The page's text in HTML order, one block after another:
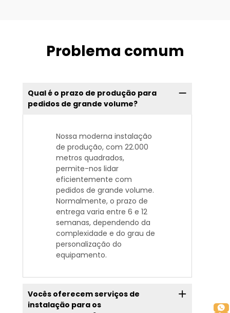
Problema comum
Qual é o prazo de produção para
pedidos de grande volume?
Nossa moderna instalação
de produção, com 22.000
metros quadrados,
permite-nos lidar
eficientemente com
pedidos de grande volume.
Normalmente, o prazo de
entrega varia entre 6 e 12
semanas, dependendo da
complexidade e do grau de
personalização do
equipamento.
Vocês oferecem serviços de
instalação para os